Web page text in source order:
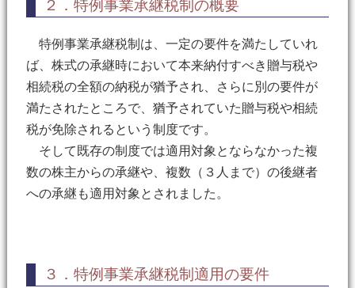
２．特例事業承継税制の概要
特例事業承継税制は、一定の要件を満たしていれ
ば、株式の承継時において本来納付すべき贈与税や
相続税の全額の納税が猶予され、さらに別の要件が
満たされたところで、猶予されていた贈与税や相続
税が免除されるという制度です。
そして既存の制度では適用対象とならなかった複
数の株主からの承継や、複数（３人まで）の後継者
への承継も適用対象とされました。
３．特例事業承継税制適用の要件